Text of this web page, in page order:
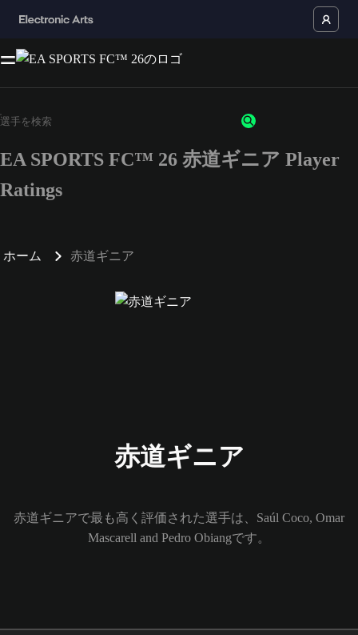
EA SPORTS FC™ 26 赤道ギニア Player
Ratings
ホーム 赤道ギニア
赤道ギニア
赤道ギニアで最も高く評価された選手は、Saúl Coco, Omar
Mascarell and Pedro Obiangです。